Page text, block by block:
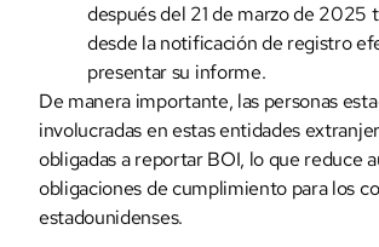
después del 21 de marzo de 2025
desde la notificación de registro
presentar su informe.
De manera importante, las personas
involucradas en estas entidades
obligadas a reportar BOI, lo que reduce
obligaciones de cumplimiento para los
estadounidenses.